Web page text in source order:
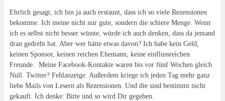
f
e
t
)
Ehrlich gesagt, ich bin ja auch erstaunt, dass ich so viele Rezensionen
bekomme. Ich meine nicht nur gute, sondern die schiere Menge. Wenn
ich es selbst nicht besser wüsste, würde ich auch denken, dass da jemand
dran gedreht hat. Aber wer hätte etwas davon? Ich habe kein Geld,
keinen Sponsor, keinen reichen Ehemann, keine einflussreichen
Freunde. Meine Facebook-Kontakte waren bis vor fünf Wochen gleich
Null. Twitter? Fehlanzeige. Außerdem kriege ich jeden Tag mehr ganz
liebe Mails von Lesern als Rezensionen. Und die sind bestimmt nicht
gekauft. Ich denke: Bitte und so wird Dir gegeben.